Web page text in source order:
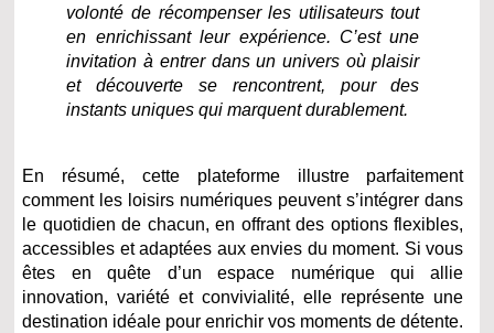
volonté de récompenser les utilisateurs tout
en enrichissant leur expérience. C’est une
invitation à entrer dans un univers où plaisir
et découverte se rencontrent, pour des
instants uniques qui marquent durablement.
En résumé, cette plateforme illustre parfaitement
comment les loisirs numériques peuvent s’intégrer dans
le quotidien de chacun, en offrant des options flexibles,
accessibles et adaptées aux envies du moment. Si vous
êtes en quête d’un espace numérique qui allie
innovation, variété et convivialité, elle représente une
destination idéale pour enrichir vos moments de détente.